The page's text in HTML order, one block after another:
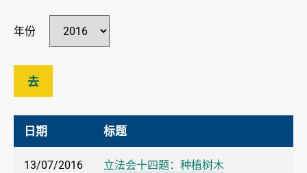
年份
去
日期 标题
13/07/2016 立法会十四题：种植树木